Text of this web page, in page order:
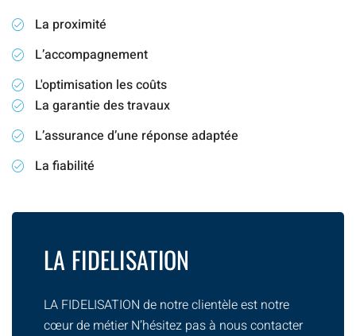
La proximité
L’accompagnement
L'optimisation les coûts
La garantie des travaux
L’assurance d’une réponse adaptée
La fiabilité
LA FIDELISATION
LA FIDELISATION de notre clientèle est notre
cœur de métier N’hésitez pas à nous contacter